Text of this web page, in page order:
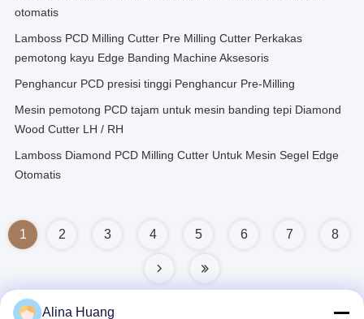
otomatis
Lamboss PCD Milling Cutter Pre Milling Cutter Perkakas
pemotong kayu Edge Banding Machine Aksesoris
Penghancur PCD presisi tinggi Penghancur Pre-Milling
Mesin pemotong PCD tajam untuk mesin banding tepi Diamond
Wood Cutter LH / RH
Lamboss Diamond PCD Milling Cutter Untuk Mesin Segel Edge
Otomatis
1 2 3 4 5 6 7 8
Alina Huang